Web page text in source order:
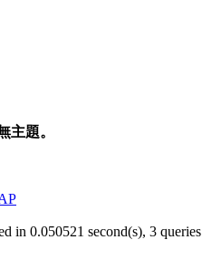
主題。
in 0.050521 second(s), 3 queries